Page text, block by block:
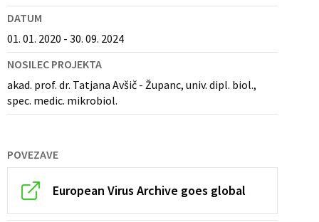
DATUM
01. 01. 2020 - 30. 09. 2024
NOSILEC PROJEKTA
akad. prof. dr. Tatjana Avšič - Županc, univ. dipl. biol.,
spec. medic. mikrobiol.
POVEZAVE
European Virus Archive goes global